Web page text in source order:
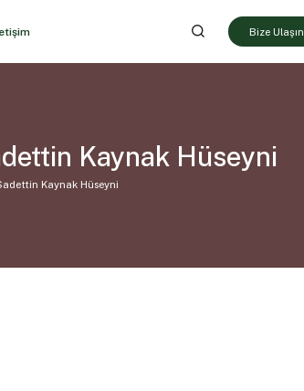
Bize Ulaşın
Kaynak Hüseyni
Kaynak Hüseyni